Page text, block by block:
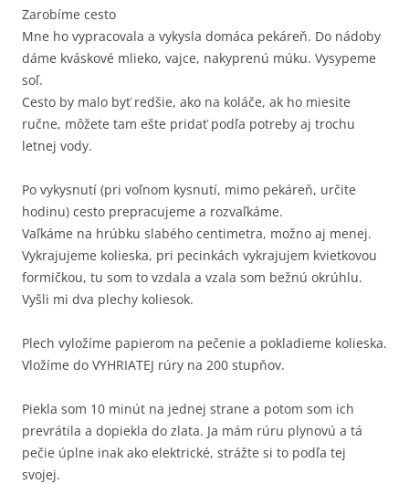
Zarobíme cesto
Mne ho vypracovala a vykysla domáca pekáreň. Do nádoby
dáme kváskové mlieko, vajce, nakyprenú múku. Vysypeme
soľ.
Cesto by malo byť redšie, ako na koláče, ak ho miesite
ručne, môžete tam ešte pridať podľa potreby aj trochu
letnej vody.
Po vykysnutí (pri voľnom kysnutí, mimo pekáreň, určite
hodinu) cesto prepracujeme a rozvaľkáme.
Vaľkáme na hrúbku slabého centimetra, možno aj menej.
Vykrajujeme kolieska, pri pecinkách vykrajujem kvietkovou
formičkou, tu som to vzdala a vzala som bežnú okrúhlu.
Vyšli mi dva plechy koliesok.
Plech vyložíme papierom na pečenie a pokladieme kolieska.
Vložíme do VYHRIATEJ rúry na 200 stupňov.
Piekla som 10 minút na jednej strane a potom som ich
prevrátila a dopiekla do zlata. Ja mám rúru plynovú a tá
pečie úplne inak ako elektrické, strážte si to podľa tej
svojej.